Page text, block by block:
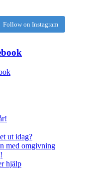
Follow on Instagram
ut idag?
med omgivning
hjälp